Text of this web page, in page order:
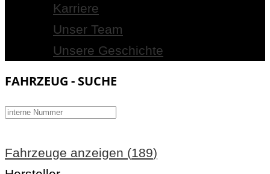
Karriere
Unser Team
Unsere Geschichte
FAHRZEUG - SUCHE
Fahrzeuge anzeigen (189)